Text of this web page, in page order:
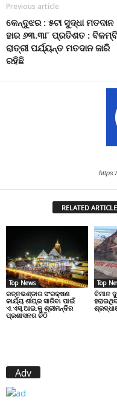
Previous article
କେନ୍ଦୁଝର : ୫ଟା ସୁଦ୍ଧା ମତଦାନ
ହାର ୬୩.୩୮ ପ୍ରତିଶତ :
ରାତ୍ରୀ ପର୍ଯ୍ୟନ୍ତ ମତଦାନ ଜାରି
ରହିଛି
RELATED
Top News
ରତ୍ନଭଣ୍ଡାର ସଂରକ୍ଷଣ
କାର୍ଯ୍ୟ ଶୀଘ୍ର ସାରିବା ପାଇଁ
ଏ.ଏସ୍.ଆଇ.କୁ ଶ୍ରୀମନ୍ଦିର
ପ୍ରଶାସନର ଚିଠି
Top
ବିମାନ
Adv